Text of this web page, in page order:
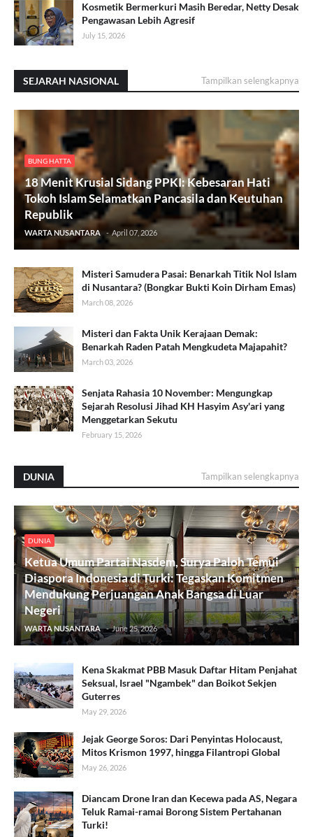
Kosmetik Bermerkuri Masih Beredar, Netty Desak
Pengawasan Lebih Agresif
July 15, 2026
SEJARAH NASIONAL Tampilkan selengkapnya
BUNG HATTA
18 Menit Krusial Sidang PPKI: Kebesaran Hati
Tokoh Islam Selamatkan Pancasila dan Keutuhan
Republik
WARTA NUSANTARA - April 07, 2026
Misteri Samudera Pasai: Benarkah Titik Nol Islam
di Nusantara? (Bongkar Bukti Koin Dirham Emas)
March 08, 2026
Misteri dan Fakta Unik Kerajaan Demak:
Benarkah Raden Patah Mengkudeta Majapahit?
March 03, 2026
Senjata Rahasia 10 November: Mengungkap
Sejarah Resolusi Jihad KH Hasyim Asy'ari yang
Menggetarkan Sekutu
February 15, 2026
DUNIA Tampilkan selengkapnya
DUNIA
Ketua Umum Partai Nasdem, Surya Paloh Temui
Diaspora Indonesia di Turki: Tegaskan Komitmen
Mendukung Perjuangan Anak Bangsa di Luar
Negeri
WARTA NUSANTARA - June 25, 2026
Kena Skakmat PBB Masuk Daftar Hitam Penjahat
Seksual, Israel "Ngambek" dan Boikot Sekjen
Guterres
May 29, 2026
Jejak George Soros: Dari Penyintas Holocaust,
Mitos Krismon 1997, hingga Filantropi Global
May 26, 2026
Diancam Drone Iran dan Kecewa pada AS, Negara
Teluk Ramai-ramai Borong Sistem Pertahanan
Turki!